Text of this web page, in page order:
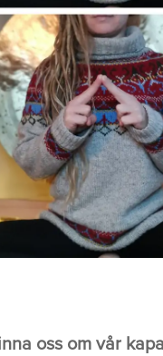
oss om vår